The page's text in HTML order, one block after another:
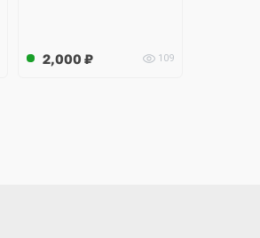
2,000 ₽ 109